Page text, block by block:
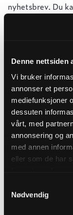
Denne nettsiden
Vi bruker
annonser et
mediefunksjoner
dessuten
vårt, med
annonsering og
med annen
eller som de har
Nødvendig
nyhetsbrev. Du
Fullt navn*
E-post*
Hva er du
Vei og